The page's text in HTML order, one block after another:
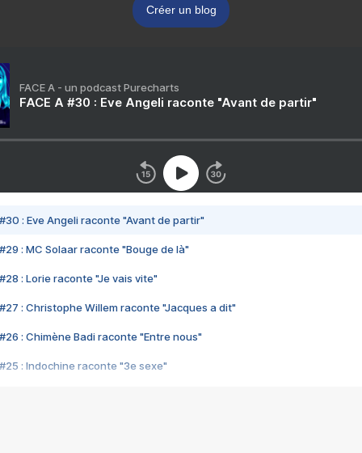
Créer un blog
FACE A - un podcast Purecharts
FACE A #30 : Eve Angeli raconte "Avant de partir"
#30 : Eve Angeli raconte "Avant de partir"
#29 : MC Solaar raconte "Bouge de là"
#28 : Lorie raconte "Je vais vite"
#27 : Christophe Willem raconte "Jacques a dit"
#26 : Chimène Badi raconte "Entre nous"
#25 : Indochine raconte "3e sexe"